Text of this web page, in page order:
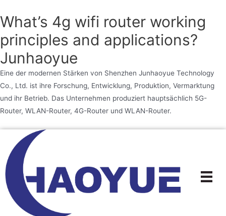
What’s 4g wifi router working
principles and applications?
Junhaoyue
Eine der modernen Stärken von Shenzhen Junhaoyue Technology
Co., Ltd. ist ihre Forschung, Entwicklung, Produktion, Vermarktung
und ihr Betrieb. Das Unternehmen produziert hauptsächlich 5G-
Router, WLAN-Router, 4G-Router und WLAN-Router.
Inhalt
springen